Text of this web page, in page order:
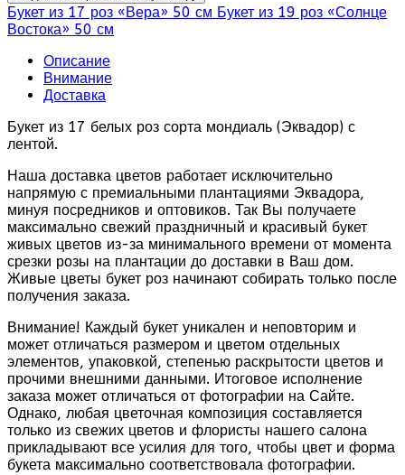
Букет из 17 роз «Вера» 50 см Букет из 19 роз «Солнце
Востока» 50 см
Описание
Внимание
Доставка
Букет из 17 белых роз сорта мондиаль (Эквадор) с
лентой.
Наша доставка цветов работает исключительно
напрямую с премиальными плантациями Эквадора,
минуя посредников и оптовиков. Так Вы получаете
максимально свежий праздничный и красивый букет
живых цветов из-за минимального времени от момента
срезки розы на плантации до доставки в Ваш дом.
Живые цветы букет роз начинают собирать только после
получения заказа.
Внимание! Каждый букет уникален и неповторим и
может отличаться размером и цветом отдельных
элементов, упаковкой, степенью раскрытости цветов и
прочими внешними данными. Итоговое исполнение
заказа может отличаться от фотографии на Сайте.
Однако, любая цветочная композиция составляется
только из свежих цветов и флористы нашего салона
прикладывают все усилия для того, чтобы цвет и форма
букета максимально соответствовала фотографии.